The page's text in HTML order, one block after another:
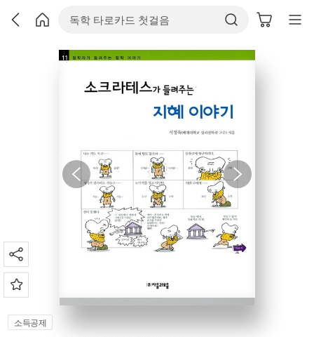
소득공제